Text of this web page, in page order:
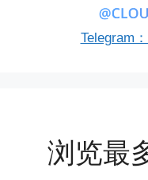
Telegram
浏览最